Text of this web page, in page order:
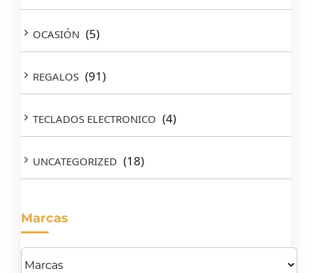
OCASIÓN (5)
REGALOS (91)
TECLADOS ELECTRONICO (4)
UNCATEGORIZED (18)
Marcas